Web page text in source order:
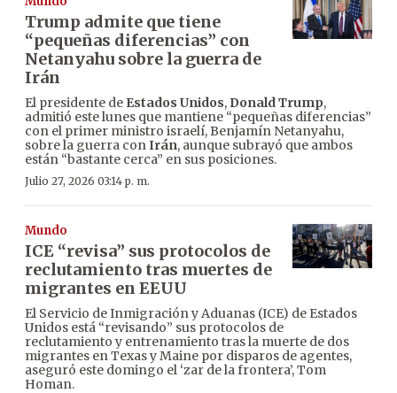
Trump admite que tiene
“pequeñas diferencias” con
Netanyahu sobre la guerra de
Irán
El presidente de Estados Unidos, Donald Trump,
admitió este lunes que mantiene “pequeñas diferencias”
con el primer ministro israelí, Benjamín Netanyahu,
sobre la guerra conIrán, aunque subrayó que ambos
están “bastante cerca” en sus posiciones.
Julio 27, 2026 03:14 p. m.
Mundo
ICE “revisa” sus protocolos de
reclutamiento tras muertes de
migrantes en EEUU
El Servicio de Inmigración y Aduanas (ICE) de Estados
Unidos está “revisando” sus protocolos de
reclutamiento y entrenamiento tras la muerte de dos
migrantes en Texas y Maine por disparos de agentes,
aseguró este domingo el ‘zar de la frontera’, Tom
Homan.